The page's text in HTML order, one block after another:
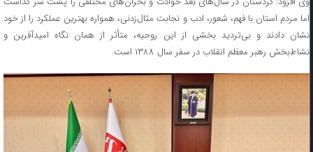
اما مردم استان با فهم، شعور، ادب و نجابت مثال‌زدنی، همواره بهترین عملکرد را از خود
نشان دادند و بی‌تردید بخشی از این روحیه، متأثر از همان نگاه امیدآفرین و
نشاط‌بخش رهبر معظم انقلاب در سفر سال ۱۳۸۸ است.